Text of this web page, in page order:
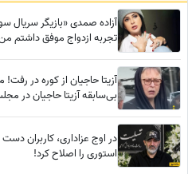
آزاده صمدی «بازیگر
تجربه ازدواج موفق داشتم
آزیتا حاجیان از کوره در
بی‌سابقه آزیتا حاجیان در
در اوج عزاداری، کاربران
استوری را اصلاح کرد!